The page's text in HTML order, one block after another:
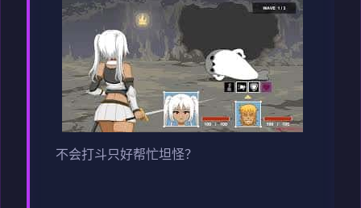
不会打斗只好帮忙坦怪？